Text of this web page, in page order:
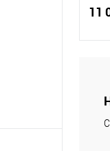
11
клик